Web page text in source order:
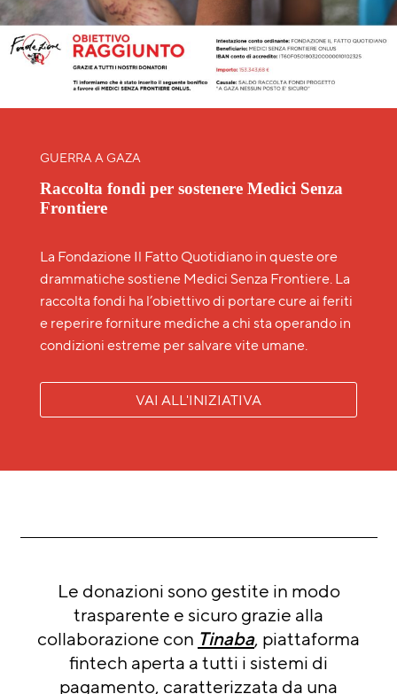
GUERRA A GAZA
Raccolta fondi per sostenere Medici Senza
Frontiere
La Fondazione Il Fatto Quotidiano in queste ore
drammatiche sostiene Medici Senza Frontiere. La
raccolta fondi ha l’obiettivo di portare cure ai feriti
e reperire forniture mediche a chi sta operando in
condizioni estreme per salvare vite umane.
VAI ALL'INIZIATIVA
Le donazioni sono gestite in modo
trasparente e sicuro grazie alla
collaborazione con Tinaba, piattaforma
fintech aperta a tutti i sistemi di
pagamento, caratterizzata da una